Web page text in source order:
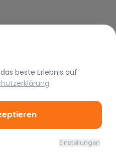
beste Erlebnis auf
Einstellungen